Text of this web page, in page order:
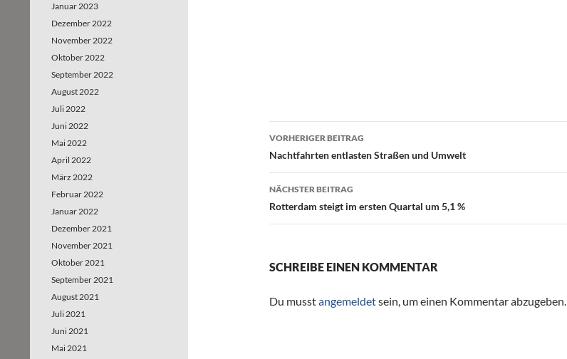
Beitragsnavigation
VORHERIGER BEITRAG
Nachtfahrten entlasten Straßen und Umwelt
NÄCHSTER BEITRAG
Rotterdam steigt im ersten Quartal um 5,1 %
SCHREIBE EINEN KOMMENTAR
Du musstangemeldetsein, um einen Kommentar abzugeben.
Januar 2023
Dezember 2022
November 2022
Oktober 2022
September 2022
August 2022
Juli 2022
Juni 2022
Mai 2022
April 2022
März 2022
Februar 2022
Januar 2022
Dezember 2021
November 2021
Oktober 2021
September 2021
August 2021
Juli 2021
Juni 2021
Mai 2021